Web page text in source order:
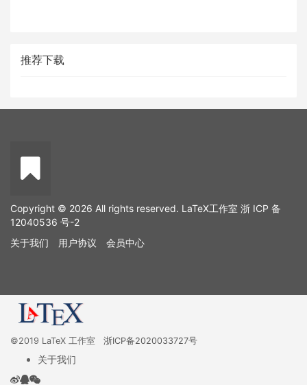
推荐下载
Copyright © 2026 All rights reserved. LaTeX工作室 浙 ICP 备
12040536 号-2
关于我们
用户协议 会员中心
©2019 LaTeX 工作室 浙ICP备2020033727号
关于我们